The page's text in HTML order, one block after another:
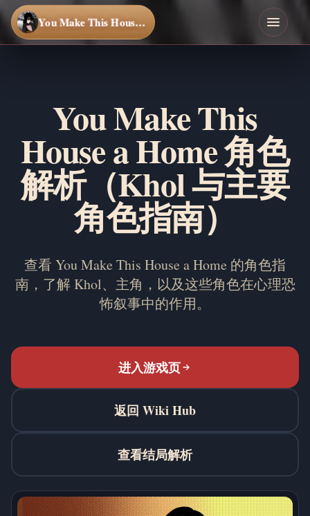
You Make This House a Home
You Make This
House a Home 角色
解析（Khol 与主要
角色指南）
查看 You Make This House a Home 的角色指
南，了解 Khol、主角，以及这些角色在心理恐
怖叙事中的作用。
进入游戏页
返回 Wiki Hub
查看结局解析